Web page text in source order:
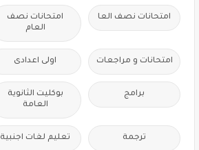
امتحانات نصف العا
امتحانات نصف
العام
امتحانات و مراجعات اولى اعدادى
برامج
بوكليت الثانوية
العامة
ترجمة تعليم لغات اجنبية